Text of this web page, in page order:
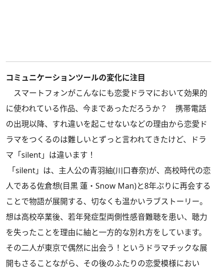
コミュニケーションツールの変化に注目
スマートフォンがこんなにも恋愛ドラマにおいて効果的
に使われている作品、今まであっただろうか？ 携帯電話
の出現以降、すれ違いを起こせないなどの理由から恋愛ド
ラマをつくるのは難しいとずっと言われてきたけど、ドラ
マ「silent」は違います！
「silent」は、主人公の青羽紬(川口春奈)が、高校時代の恋
人である佐倉想(目黒 蓮・Snow Man)と8年ぶりに再会する
ことで物語が展開する、切なくも温かいラブストーリー。
想は高校卒業後、若年発症型両側性感音難聴を患い、聴力
を失ったことを理由に紬と一方的な別れ方をしています。
その二人が東京で偶然に出会う！というドラマチックな展
開もさることながら、その後のふたりの恋愛模様におい